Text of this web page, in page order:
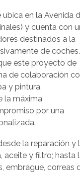
en la Avenida
y cuenta con
destinados a la
de coches.
este proyecto de
de colaboración
y pintura,
la máxima
por una
la reparación y
aceite y filtro; hasta
embrague, correas